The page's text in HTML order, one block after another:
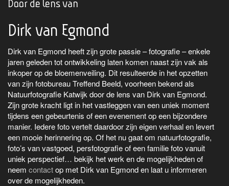
Door de lens van
Dirk van Egmond
Dirk van Egmond heeft zijn grote passie – fotografie – enkele
jaren geleden tot ontwikkeling laten komen naast zijn vak als
inkoper op de bloemenveiling. Dit resulteerde in het opzetten
van zijn fotobureau Treffend Beeld, voorheen bekend als
Natuurfotografie Katwijk door de lens van Dirk van Egmond.
Zijn grote kracht ligt in het vastleggen van een uniek moment
tijdens een gebeurtenis of een evenement op een bijzondere
manier. Iedere foto vertelt daardoor zijn eigen verhaal en levert
een mooie herinnering op. Of het nu gaat om natuurfotografie,
foto’s van vastgoed, persfotografie of een familie foto vanuit
uniek perspectief… bekijk het werk en de mogelijkheden of
neem contactop met Dirk van Egmond en laat u informeren
over de mogelijkheden.